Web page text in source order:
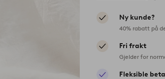
Ny kunde?
40% rabatt på
Fri frakt
Gjelder for
Fleksible